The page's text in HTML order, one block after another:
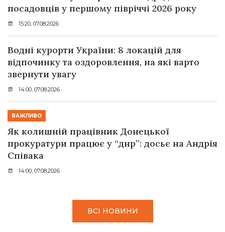
посадовців у першому півріччі 2026 року
15:20, 07.08.2026
Водні курорти України: 8 локацій для
відпочинку та оздоровлення, на які варто
звернути увагу
14:00, 07.08.2026
ВАЖЛИВО
Як колишній працівник Донецької
прокуратури працює у “днр”: досьє на Андрія
Співака
14:00, 07.08.2026
ВСІ НОВИНИ